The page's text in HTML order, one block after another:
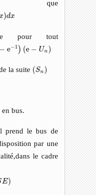
que
)dx
pour tout
− e−1 ) (e − Un )
)
la suite (Sn )
( Sn )
bus.
prend le bus de
par une
le cadre
E)
E)